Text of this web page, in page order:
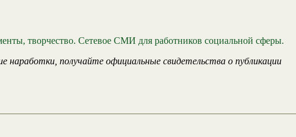
творчество. Сетевое СМИ для работников социальной сферы.
наработки, получайте официальные свидетельства о публикации